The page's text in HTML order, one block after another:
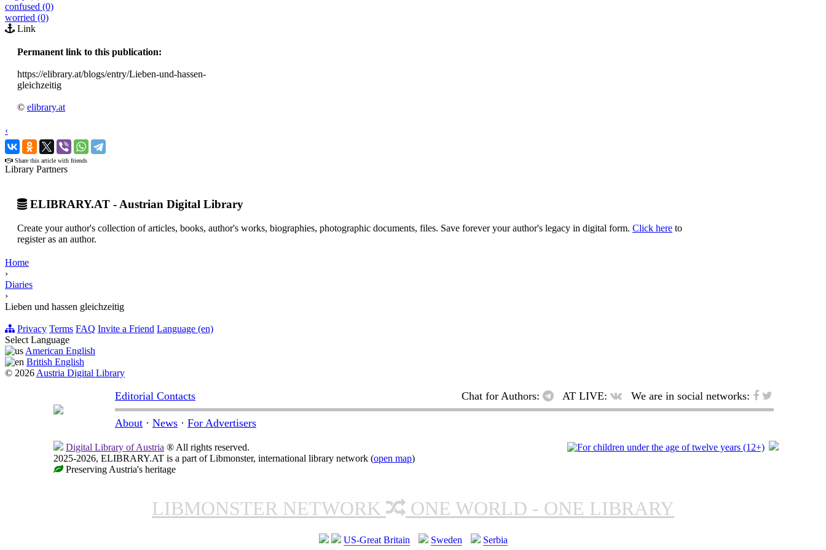
confused (0)
worried (0)
Link
Permanent link to this publication:
https://elibrary.at/blogs/entry/Lieben-und-hassen-
gleichzeitig
© elibrary.at
‹
›
Share this article with friends
Library Partners
ELIBRARY.AT - Austrian Digital Library
Create your author's collection of articles, books, author's works, biographies, photographic documents, files. Save forever your author's legacy in digital form. Click here to
register as an author.
Home
›
Diaries
›
Lieben und hassen gleichzeitig
Privacy Terms FAQ Invite a Friend Language (en)
Select Language
American English
British English
© 2026 Austria Digital Library
Editorial Contacts Chat for Authors: AT LIVE: We are in social networks:
About · News · For Advertisers
Digital Library of Austria ® All rights reserved.
2025-2026, ELIBRARY.AT is a part of Libmonster, international library network (open map)
Preserving Austria's heritage
LIBMONSTER NETWORK ONE WORLD - ONE LIBRARY
US-Great Britain Sweden Serbia